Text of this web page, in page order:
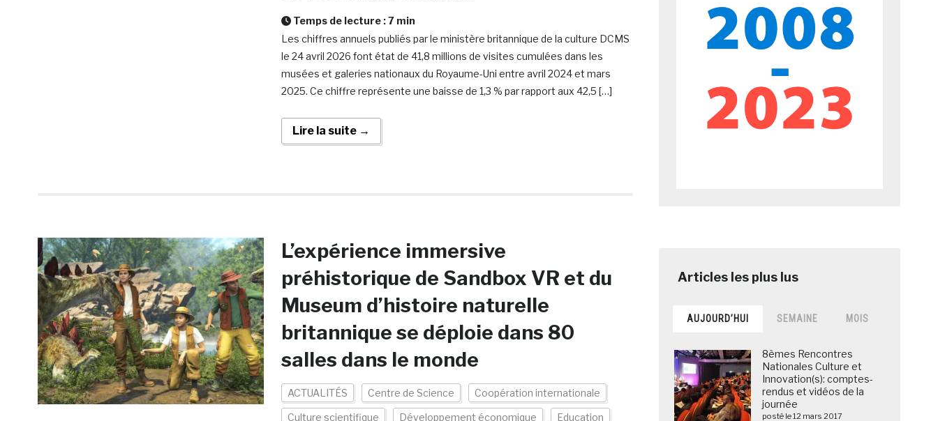
Temps de lecture :7 min
Les chiffres annuels publiés par le ministère britannique de la culture DCMS
le 24 avril 2026 font état de 41,8 millions de visites cumulées dans les
musées et galeries nationaux du Royaume-Uni entre avril 2024 et mars
2025. Ce chiffre représente une baisse de 1,3 % par rapport aux 42,5 […]
Lire la suite →
L’expérience immersive
préhistorique de Sandbox VR et du
Museum d’histoire naturelle
britannique se déploie dans 80
salles dans le monde
ACTUALITÉS Centre de Science Coopération internationale
Culture scientifique Développement économique Education
AUJOURD’HUI SEMAINE MOIS
8èmes Rencontres
Nationales Culture et
Innovation(s): comptes-
rendus et vidéos de la
journée
posté le 12 mars 2017